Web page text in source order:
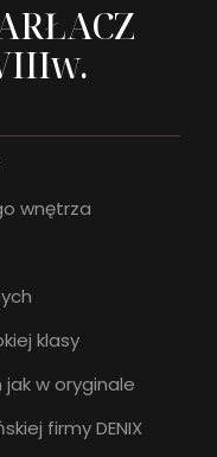
wnętrza
klasy
w oryginale
firmy DENIX